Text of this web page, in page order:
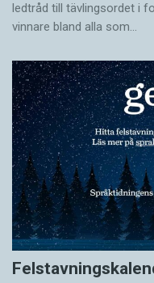
ledtråd till tävlingsordet i
vinnare bland alla som…